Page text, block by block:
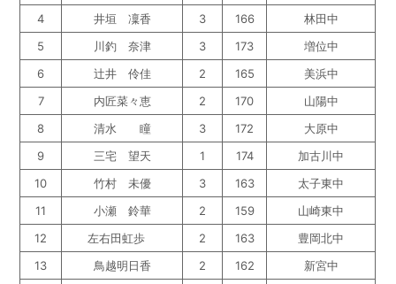
4
井垣 凜香 3 166
林田中
5
川釣 奈津 3 173
増位中
6
辻井 伶佳 2 165
美浜中
7
内匠菜々恵 2 170
山陽中
8
清水 瞳 3 172
大原中
9
三宅 望天 1 174
加古川中
10
竹村 未優 3 163
太子東中
11
小瀬 鈴華 2 159
山崎東中
12
左右田虹歩 2 163
豊岡北中
13
鳥越明日香 2 162
新宮中